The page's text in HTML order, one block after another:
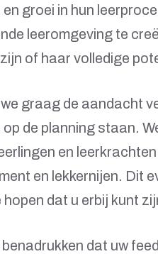
groei in hun
leeromgeving te
of haar volledige
graag de aandacht
op de planning staan.
en
en lekkernijen. Dit
dat u erbij kunt
dat uw